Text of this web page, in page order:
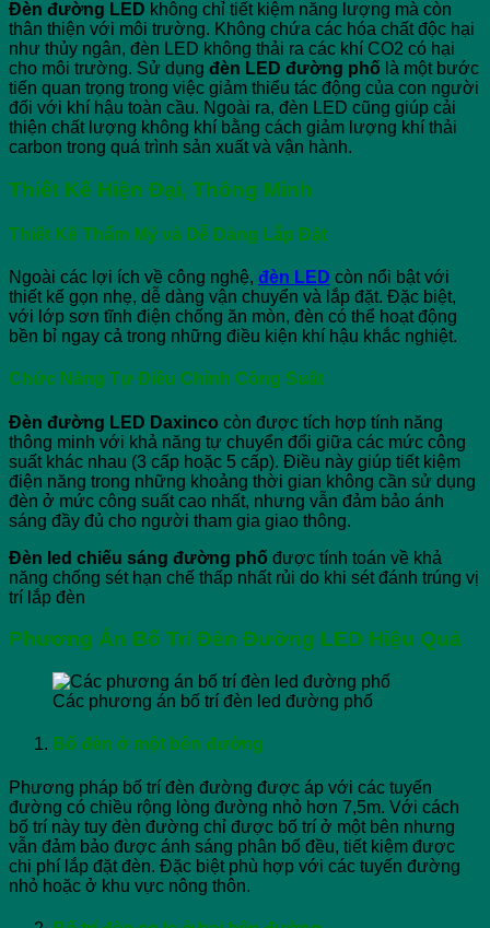
Đèn đường LED không chỉ tiết kiệm năng lượng mà còn
thân thiện với môi trường. Không chứa các hóa chất độc hại
như thủy ngân, đèn LED không thải ra các khí CO2 có hại
cho môi trường. Sử dụng đèn LED đường phố là một bước
tiến quan trọng trong việc giảm thiểu tác động của con người
đối với khí hậu toàn cầu. Ngoài ra, đèn LED cũng giúp cải
thiện chất lượng không khí bằng cách giảm lượng khí thải
carbon trong quá trình sản xuất và vận hành.
Thiết Kế Hiện Đại, Thông Minh
Thiết Kế Thẩm Mỹ và Dễ Dàng Lắp Đặt
Ngoài các lợi ích về công nghệ, đèn LED còn nổi bật với
thiết kế gọn nhẹ, dễ dàng vận chuyển và lắp đặt. Đặc biệt,
với lớp sơn tĩnh điện chống ăn mòn, đèn có thể hoạt động
bền bỉ ngay cả trong những điều kiện khí hậu khắc nghiệt.
Chức Năng Tự Điều Chỉnh Công Suất
Đèn đường LED Daxinco còn được tích hợp tính năng
thông minh với khả năng tự chuyển đổi giữa các mức công
suất khác nhau (3 cấp hoặc 5 cấp). Điều này giúp tiết kiệm
điện năng trong những khoảng thời gian không cần sử dụng
đèn ở mức công suất cao nhất, nhưng vẫn đảm bảo ánh
sáng đầy đủ cho người tham gia giao thông.
Đèn led chiếu sáng đường phố được tính toán về khả
năng chống sét hạn chế thấp nhất rủi do khi sét đánh trúng vị
trí lắp đèn
Phương Án Bố Trí Đèn Đường LED Hiệu Quả
Các phương án bố trí đèn led đường phố
Bố đèn ở một bên đường
Phương pháp bố trí đèn đường được áp với các tuyến
đường có chiều rộng lòng đường nhỏ hơn 7,5m. Với cách
bố trí này tuy đèn đường chỉ được bố trí ở một bên nhưng
vẫn đảm bảo được ánh sáng phân bố đều, tiết kiệm được
chi phí lắp đặt đèn. Đặc biệt phù hợp với các tuyến đường
nhỏ hoặc ở khu vực nông thôn.